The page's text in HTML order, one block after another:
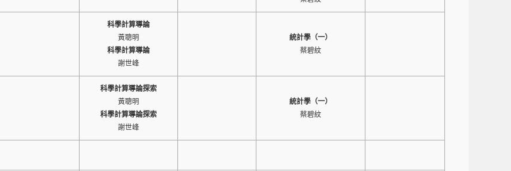
科學計算導論
黃聰明
科學計算導論
謝世峰
統計學（一）
蔡碧紋
科學計算導論探索
黃聰明
科學計算導論探索
謝世峰
統計學（一）
蔡碧紋